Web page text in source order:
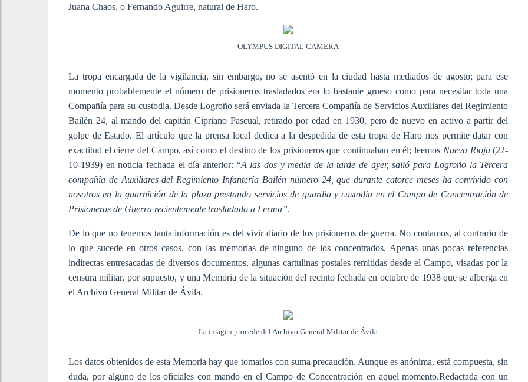
Juana Chaos, o Fernando Aguirre, natural de Haro.
OLYMPUS DIGITAL CAMERA
La tropa encargada de la vigilancia, sin embargo, no se asentó en la ciudad hasta mediados de agosto; para ese
momento probablemente el número de prisioneros trasladados era lo bastante grueso como para necesitar toda una
Compañía para su custodia. Desde Logroño será enviada la Tercera Compañía de Servicios Auxiliares del Regimiento
Bailén 24, al mando del capitán Cipriano Pascual, retirado por edad en 1930, pero de nuevo en activo a partir del
golpe de Estado. El artículo que la prensa local dedica a la despedida de esta tropa de Haro nos permite datar con
exactitud el cierre del Campo, así como el destino de los prisioneros que continuaban en él; leemos Nueva Rioja(22-
10-1939) en noticia fechada el día anterior: “A las dos y media de la tarde de ayer, salió para Logroño la Tercera
compañía de Auxiliares del Regimiento Infantería Bailén número 24, que durante catorce meses ha convivido con
nosotros en la guarnición de la plaza prestando servicios de guardia y custodia en el Campo de Concentración de
Prisioneros de Guerra recientemente trasladado a Lerma”.
De lo que no tenemos tanta información es del vivir diario de los prisioneros de guerra. No contamos, al contrario de
lo que sucede en otros casos, con las memorias de ninguno de los concentrados. Apenas unas pocas referencias
indirectas entresacadas de diversos documentos, algunas cartulinas postales remitidas desde el Campo, visadas por la
censura militar, por supuesto, y una Memoria de la situación del recinto fechada en octubre de 1938 que se alberga en
el Archivo General Militar de Ávila.
La imagen procede del Archivo General Militar de Ávila
Los datos obtenidos de esta Memoria hay que tomarlos con suma precaución. Aunque es anónima, está compuesta, sin
duda, por alguno de los oficiales con mando en el Campo de Concentración en aquel momento.Redactada con un